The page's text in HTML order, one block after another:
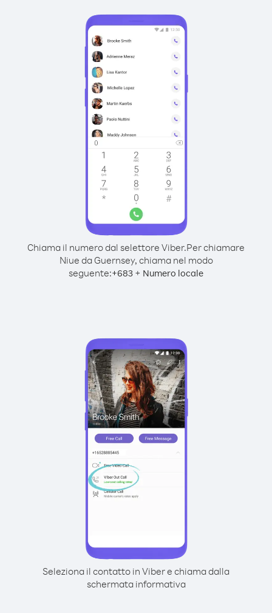
Chiama il numero dal selettore Viber.Per chiamare
Niue da Guernsey, chiama nel modo
seguente:+683 + Numero locale
Seleziona il contatto in Viber e chiama dalla
schermata informativa